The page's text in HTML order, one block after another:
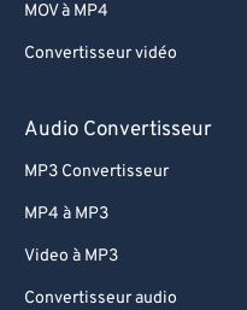
MOV à MP4
Convertisseur vidéo
Audio Convertisseur
MP3 Convertisseur
MP4 à MP3
Video à MP3
Convertisseur audio